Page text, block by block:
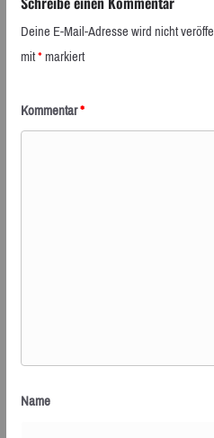
Deine E-Mail-Adresse wird nicht
mit*markiert
Kommentar*
Name